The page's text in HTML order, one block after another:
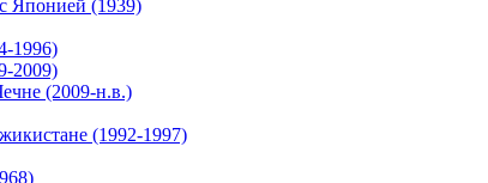
Японией (1939)
1996)
2009)
(2009-н.в.)
(1992-1997)